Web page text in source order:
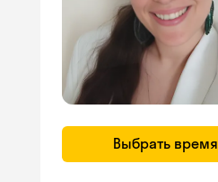
Выбрать время